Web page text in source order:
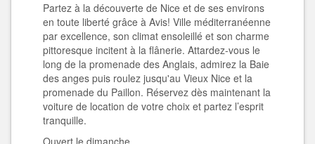
Partez à la découverte de Nice et de ses environs
en toute liberté grâce à Avis! Ville méditerranéenne
par excellence, son climat ensoleillé et son charme
pittoresque incitent à la flânerie. Attardez-vous le
long de la promenade des Anglais, admirez la Baie
des anges puis roulez jusqu'au Vieux Nice et la
promenade du Paillon. Réservez dès maintenant la
voiture de location de votre choix et partez l’esprit
tranquille.
Ouvert le dimanche